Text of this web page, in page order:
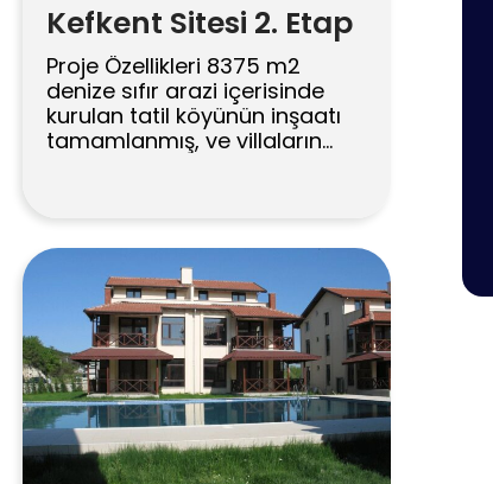
Kefkent Sitesi 2. Etap
Proje Özellikleri 8375 m2
denize sıfır arazi içerisinde
kurulan tatil köyünün inşaatı
tamamlanmış, ve villaların